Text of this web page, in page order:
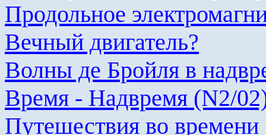
Продольное
Вечный двигатель?
Волны де Бройля в
Время - Надвремя (N2/
Путешествия во времени